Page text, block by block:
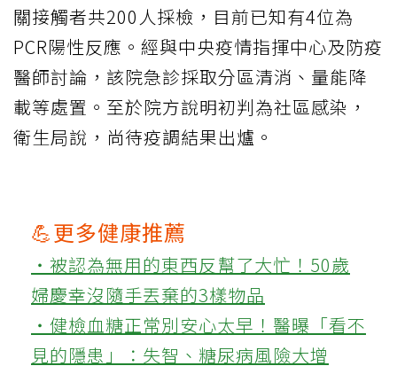
關接觸者共200人採檢，目前已知有4位為
PCR陽性反應。經與中央疫情指揮中心及防疫
醫師討論，該院急診採取分區清消、量能降
載等處置。至於院方說明初判為社區感染，
衛生局說，尚待疫調結果出爐。
💪更多健康推薦
‧被認為無用的東西反幫了大忙！50歲
婦慶幸沒隨手丟棄的3樣物品
‧健檢血糖正常別安心太早！醫曝「看不
見的隱患」：失智、糖尿病風險大增